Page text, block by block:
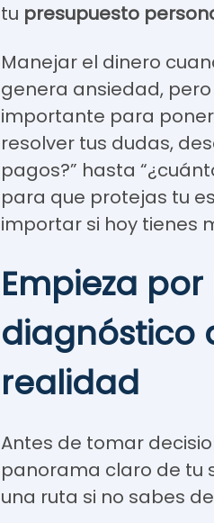
tu presupuesto
Manejar el dinero
genera ansiedad,
importante para
resolver tus dudas,
pagos?” hasta
para que protejas tu
importar si hoy tienes
Empieza
diagnóstico
realidad
Antes de tomar
panorama claro de tu
una ruta si no sabes